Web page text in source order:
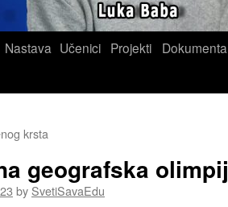
Nastava Učenici Projekti Dokumenta
krsta
geografska
by SvetiSavaEdu